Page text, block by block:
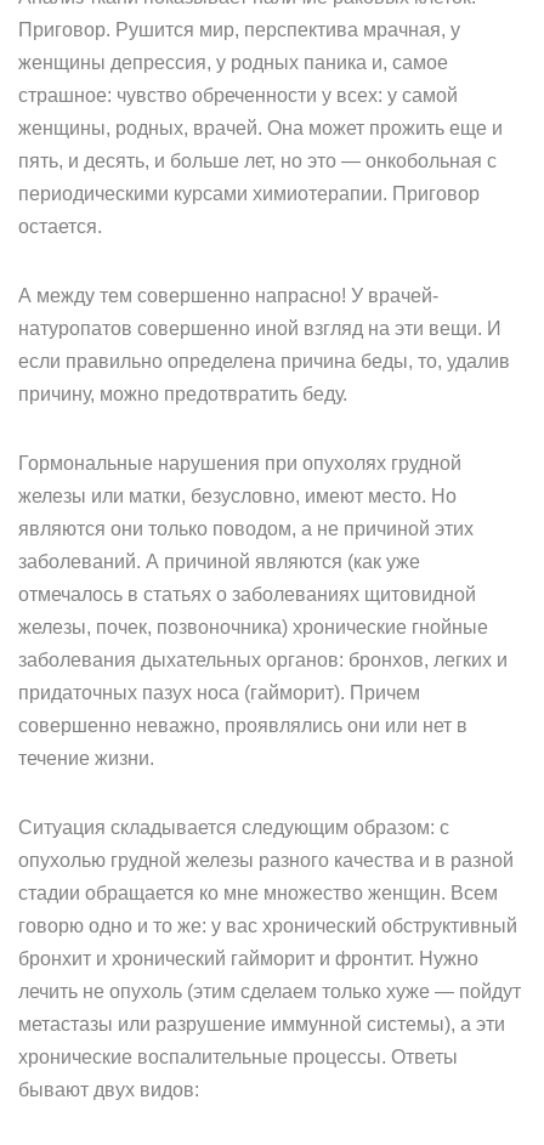
Приговор. Рушится мир, перспектива мрачная, у
женщины депрессия, у родных паника и, самое
страшное: чувство обреченности у всех: у самой
женщины, родных, врачей. Она может прожить еще и
пять, и десять, и больше лет, но это — онкобольная с
периодическими курсами химиотерапии. Приговор
остается.
А между тем совершенно напрасно! У врачей-
натуропатов совершенно иной взгляд на эти вещи. И
если правильно определена причина беды, то, удалив
причину, можно предотвратить беду.
Гормональные нарушения при опухолях грудной
железы или матки, безусловно, имеют место. Но
являются они только поводом, а не причиной этих
заболеваний. А причиной являются (как уже
отмечалось в статьях о заболеваниях щитовидной
железы, почек, позвоночника) хронические гнойные
заболевания дыхательных органов: бронхов, легких и
придаточных пазух носа (гайморит). Причем
совершенно неважно, проявлялись они или нет в
течение жизни.
Ситуация складывается следующим образом: с
опухолью грудной железы разного качества и в разной
стадии обращается ко мне множество женщин. Всем
говорю одно и то же: у вас хронический обструктивный
бронхит и хронический гайморит и фронтит. Нужно
лечить не опухоль (этим сделаем только хуже — пойдут
метастазы или разрушение иммунной системы), а эти
хронические воспалительные процессы. Ответы
бывают двух видов: